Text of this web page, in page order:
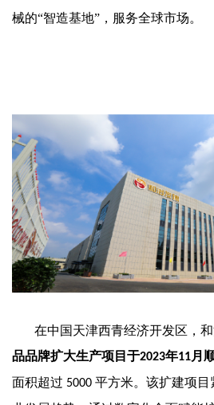
械的“智造基地”，服务全球市场。
在中国天津西青经济开发区，
品品牌扩大生产项目于2023年11月
面积超过 5000 平方米。 该扩建项目